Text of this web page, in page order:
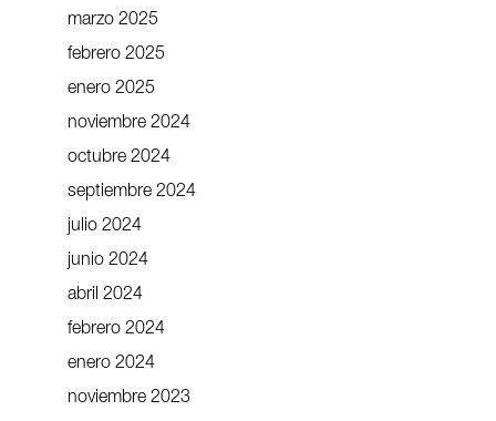
marzo 2025
febrero 2025
enero 2025
noviembre 2024
octubre 2024
septiembre 2024
julio 2024
junio 2024
abril 2024
febrero 2024
enero 2024
noviembre 2023